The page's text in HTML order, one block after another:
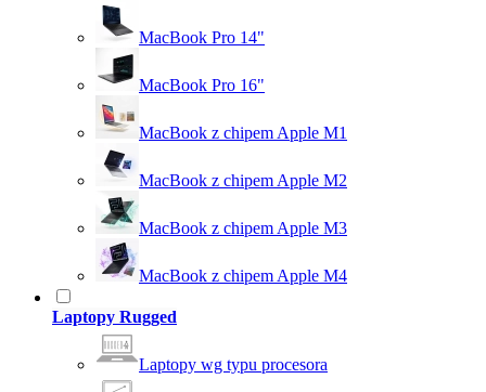
MacBook Pro 14"
MacBook Pro 16"
MacBook z chipem Apple M1
MacBook z chipem Apple M2
MacBook z chipem Apple M3
MacBook z chipem Apple M4
Laptopy Rugged
Laptopy wg typu procesora